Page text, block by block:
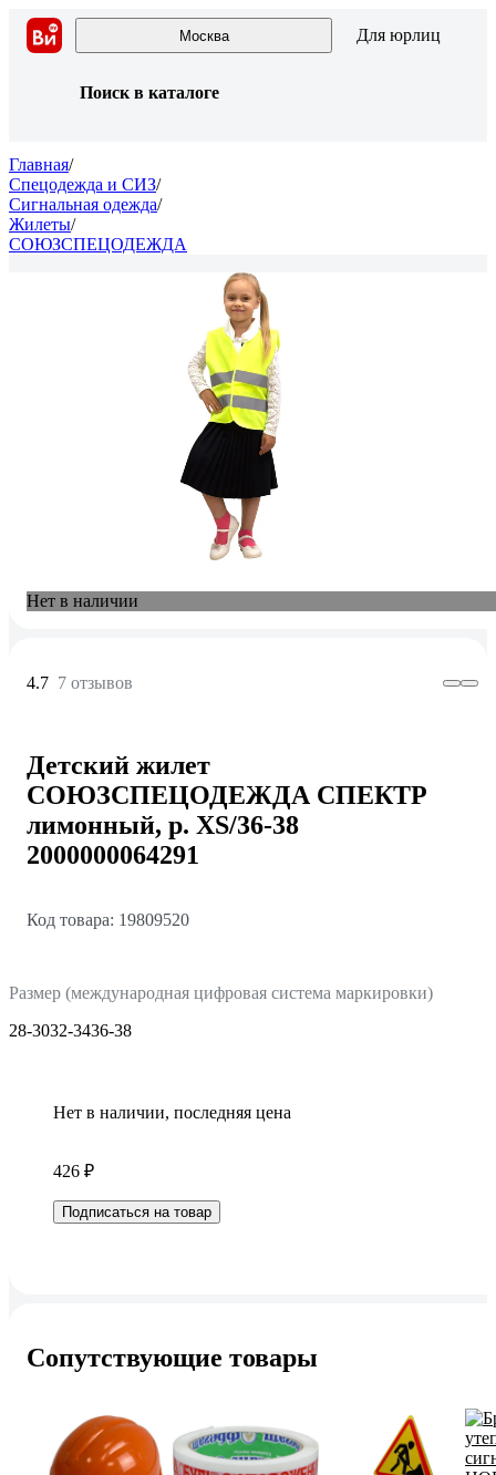
Москва Для юрлиц
Поиск в каталоге
Главная/
Спецодежда и СИЗ/
Сигнальная одежда/
Жилеты/
СОЮЗСПЕЦОДЕЖДА
Нет в наличии
4.7 7 отзывов
Детский жилет
СОЮЗСПЕЦОДЕЖДА СПЕКТР
лимонный, р. XS/36-38
2000000064291
Код товара: 19809520
Размер (международная цифровая система маркировки)
28-3032-3436-38
Нет в наличии, последняя цена
426 ₽
Подписаться на товар
Сопутствующие товары